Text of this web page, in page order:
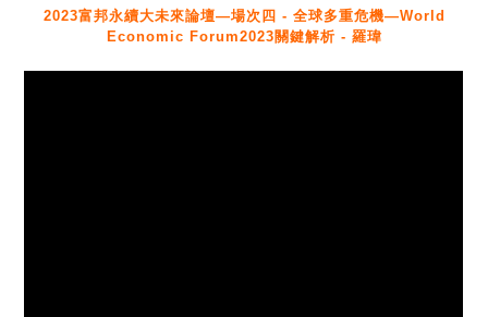
2023富邦永續大未來論壇—場次四 - 全球多重危機—World
Economic Forum2023關鍵解析 - 羅瑋